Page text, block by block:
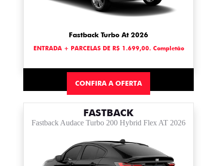
Fastback Turbo At 2026
ENTRADA + PARCELAS DE R$ 1.699,00. Completão
CONFIRA A OFERTA
FASTBACK
Fastback Audace Turbo 200 Hybrid Flex AT 2026